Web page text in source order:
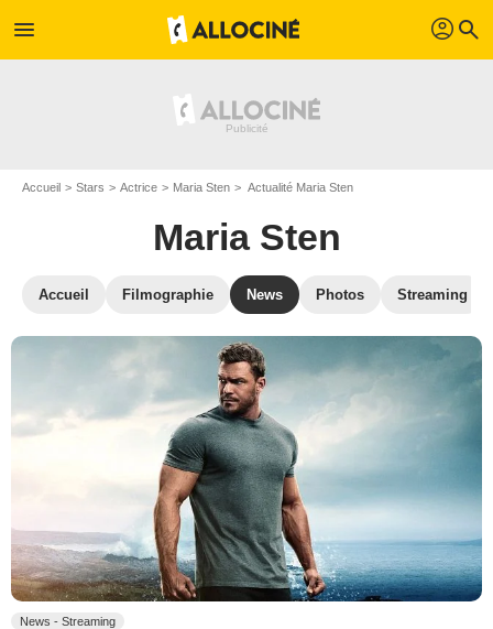
menu profil search
Accueil Stars Actrice Maria Sten Actualité Maria Sten
Maria Sten
Accueil Filmographie News Photos Streaming
News - Streaming